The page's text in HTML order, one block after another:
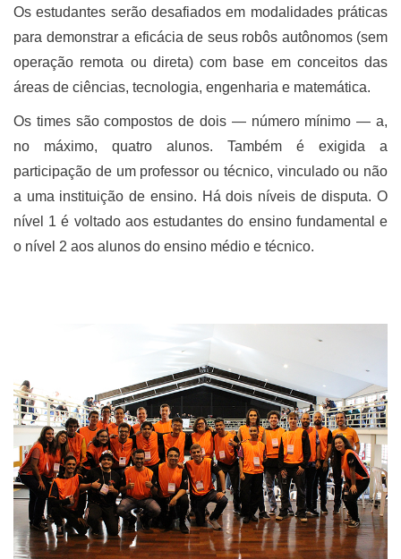
Os estudantes serão desafiados em modalidades práticas
para demonstrar a eficácia de seus robôs autônomos (sem
operação remota ou direta) com base em conceitos das
áreas de ciências, tecnologia, engenharia e matemática.
Os times são compostos de dois ― número mínimo ― a,
no máximo, quatro alunos. Também é exigida a
participação de um professor ou técnico, vinculado ou não
a uma instituição de ensino. Há dois níveis de disputa. O
nível 1 é voltado aos estudantes do ensino fundamental e
o nível 2 aos alunos do ensino médio e técnico.